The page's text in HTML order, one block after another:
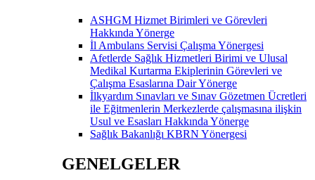
ASHGM Hizmet Birimleri ve Görevleri
Hakkında Yönerge
İl Ambulans Servisi Çalışma Yönergesi
Afetlerde Sağlık Hizmetleri Birimi ve Ulusal
Medikal Kurtarma Ekiplerinin Görevleri ve
Çalışma Esaslarına Dair Yönerge
İlkyardım Sınavları ve Sınav Gözetmen Ücretleri
ile Eğitmenlerin Merkezlerde çalışmasına ilişkin
Usul ve Esasları Hakkında Yönerge
Sağlık Bakanlığı KBRN Yönergesi
GENELGELER